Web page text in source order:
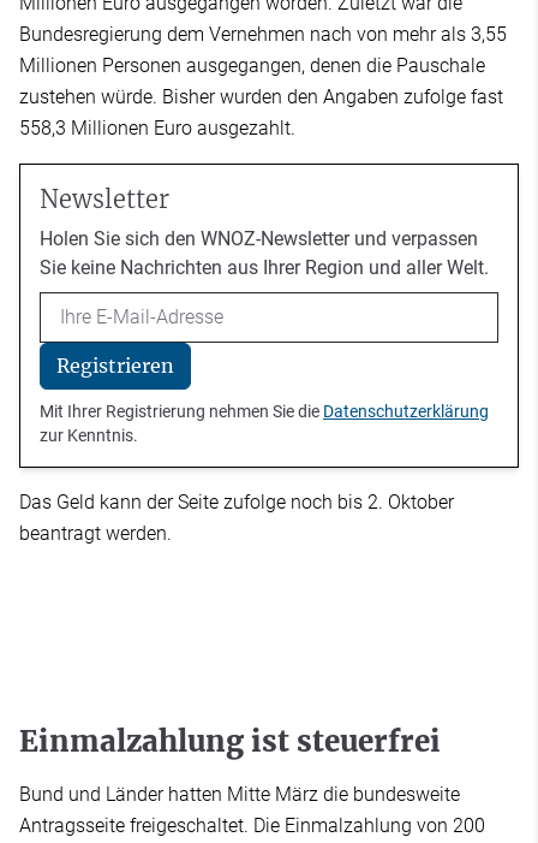
Bundesregierung dem Vernehmen nach von mehr als 3,55
Millionen Personen ausgegangen, denen die Pauschale
zustehen würde. Bisher wurden den Angaben zufolge fast
558,3 Millionen Euro ausgezahlt.
Newsletter
Holen Sie sich den WNOZ-Newsletter und verpassen
Sie keine Nachrichten aus Ihrer Region und aller Welt.
Email
Registrieren
Mit Ihrer Registrierung nehmen Sie die Datenschutzerklärung
zur Kenntnis.
Das Geld kann der Seite zufolge noch bis 2. Oktober
beantragt werden.
Einmalzahlung ist steuerfrei
Bund und Länder hatten Mitte März die bundesweite
Antragsseite freigeschaltet. Die Einmalzahlung von 200